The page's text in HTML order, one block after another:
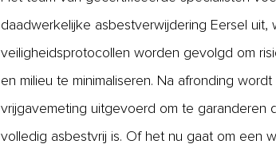
daadwerkelijke asbestverwijdering Eersel uit,
veiligheidsprotocollen worden gevolgd om
en milieu te minimaliseren. Na afronding
vrijgavemeting uitgevoerd om te garanderen
volledig asbestvrij is. Of het nu gaat om een